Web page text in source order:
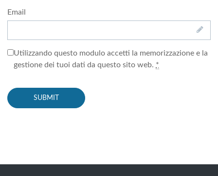
Email
Utilizzando questo modulo accetti la memorizzazione e la
gestione dei tuoi dati da questo sito web. *